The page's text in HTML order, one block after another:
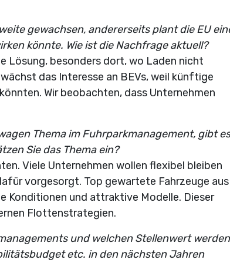
gewachsen, andererseits plant die EU
könnte. Wie ist die Nachfrage aktuell?
Lösung, besonders dort, wo Laden nicht
das Interesse an BEVs, weil künftige
Wir beobachten, dass Unternehmen
Thema im Fuhrparkmanagement, gibt es
Sie das Thema ein?
Viele Unternehmen wollen flexibel bleiben
vorgesorgt. Top gewartete Fahrzeuge aus
Konditionen und attraktive Modelle. Dieser
Flottenstrategien.
und welchen Stellenwert werden
etc. in den nächsten Jahren